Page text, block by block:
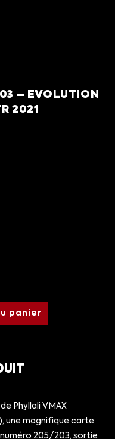
– EVOLUTION
2021
panier
Phyllali VMAX
une magnifique carte
205/203, sortie